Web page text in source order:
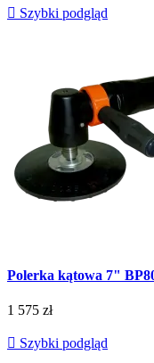
 Szybki podgląd
Polerka kątowa 7"
1 575 zł
 Szybki podgląd